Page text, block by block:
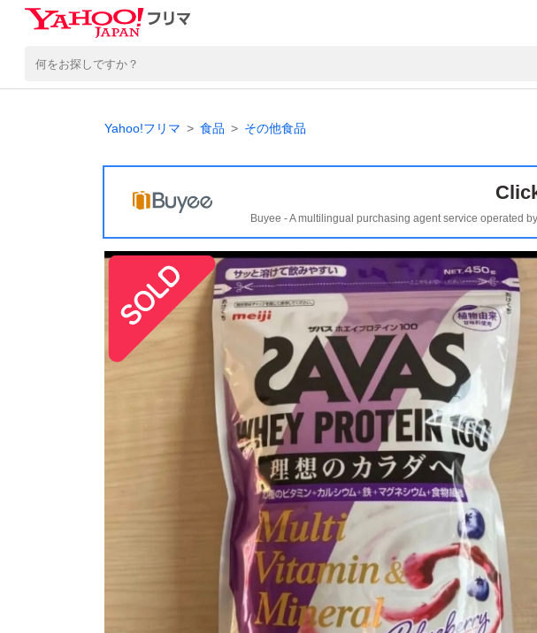
Yahoo!フリマ 食品 その他食品
Buyee - A multilingual purchasing agent service operated